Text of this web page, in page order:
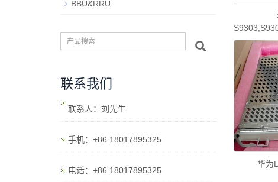
华为
BBU&RRU
联系我们
联系人：刘先生
手机：+86 18017895325
电话：+86 18017895325